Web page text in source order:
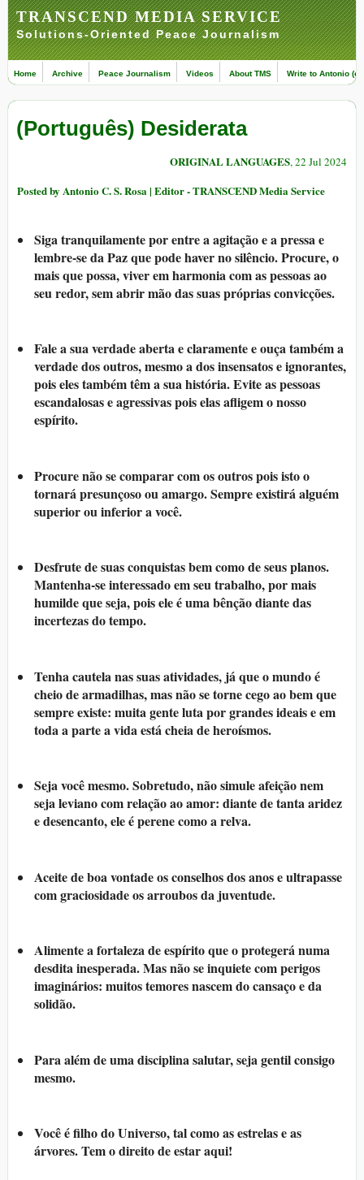
TRANSCEND MEDIA SERVICE
Solutions-Oriented Peace Journalism
Home Archive Peace Journalism Videos About TMS Write to Antonio
(Português) Desiderata
ORIGINAL LANGUAGES, 22 Jul 2024
Posted by Antonio C. S. Rosa | Editor - TRANSCEND Media Service
Siga tranquilamente por entre a agitação e a pressa e
lembre-se da Paz que pode haver no silêncio. Procure, o
mais que possa, viver em harmonia com as pessoas ao
seu redor, sem abrir mão das suas próprias convicções.
Fale a sua verdade aberta e claramente e ouça também a
verdade dos outros, mesmo a dos insensatos e ignorantes,
pois eles também têm a sua história. Evite as pessoas
escandalosas e agressivas pois elas afligem o nosso
espírito.
Procure não se comparar com os outros pois isto o
tornará presunçoso ou amargo. Sempre existirá alguém
superior ou inferior a você.
Desfrute de suas conquistas bem como de seus planos.
Mantenha-se interessado em seu trabalho, por mais
humilde que seja, pois ele é uma bênção diante das
incertezas do tempo.
Tenha cautela nas suas atividades, já que o mundo é
cheio de armadilhas, mas não se torne cego ao bem que
sempre existe: muita gente luta por grandes ideais e em
toda a parte a vida está cheia de heroísmos.
Seja você mesmo. Sobretudo, não simule afeição nem
seja leviano com relação ao amor: diante de tanta aridez
e desencanto, ele é perene como a relva.
Aceite de boa vontade os conselhos dos anos e ultrapasse
com graciosidade os arroubos da juventude.
Alimente a fortaleza de espírito que o protegerá numa
desdita inesperada. Mas não se inquiete com perigos
imaginários: muitos temores nascem do cansaço e da
solidão.
Para além de uma disciplina salutar, seja gentil consigo
mesmo.
Você é filho do Universo, tal como as estrelas e as
árvores. Tem o direito de estar aqui!